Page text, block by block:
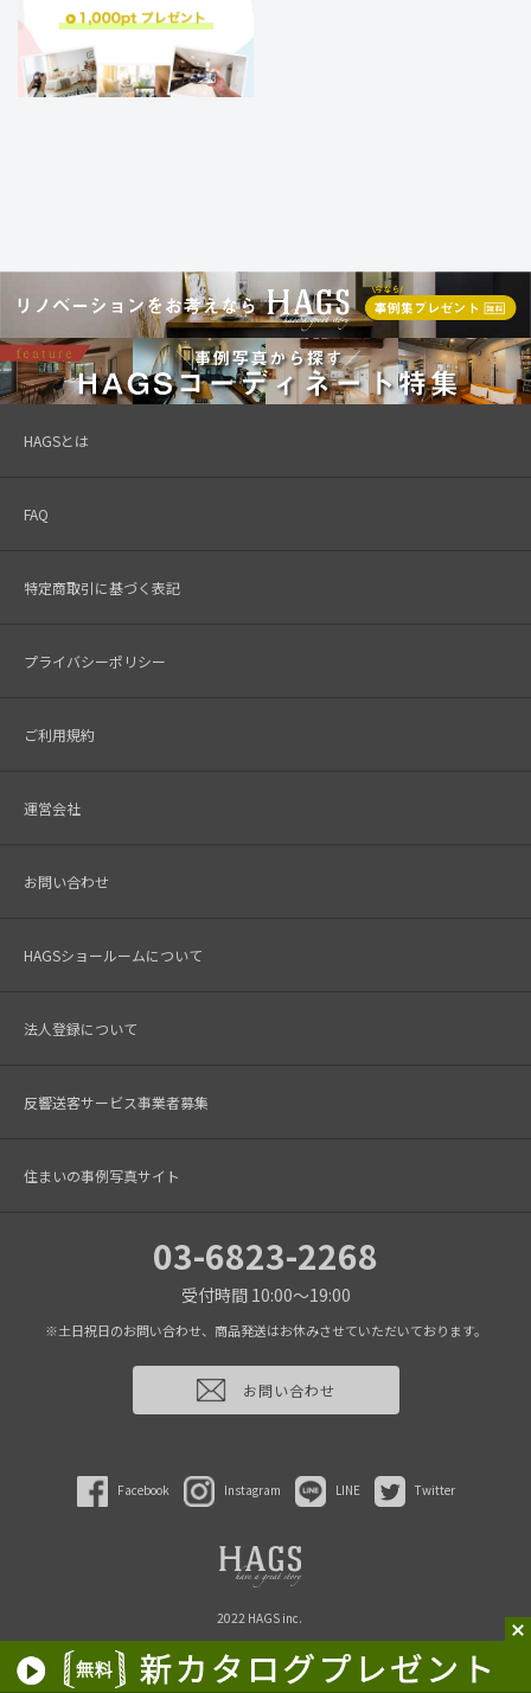
HAGSとは
FAQ
特定商取引に基づく表記
プライバシーポリシー
ご利用規約
運営会社
お問い合わせ
HAGSショールームについて
法人登録について
反響送客サービス事業者募集
住まいの事例写真サイト
03-6823-2268
受付時間 10:00～19:00
※土日祝日のお問い合わせ、商品発送はお休みさせていただいております。
お問い合わせ
Facebook Instagram LINE Twitter
2022 HAGS inc.